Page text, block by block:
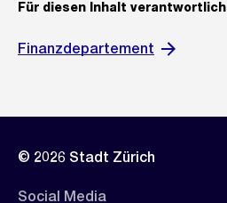
Für diesen Inhalt verantwortlich
Finanzdepartement
© 2026 Stadt Zürich
Social Media